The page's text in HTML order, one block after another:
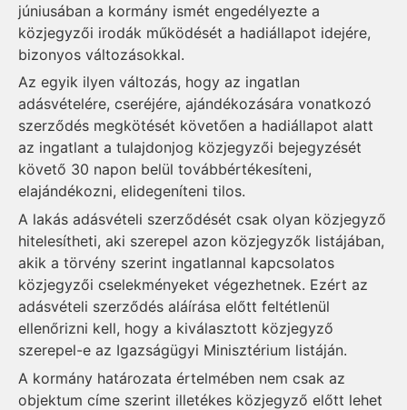
júniusában a kormány ismét engedélyezte a
közjegyzői irodák működését a hadiállapot idejére,
bizonyos változásokkal.
Az egyik ilyen változás, hogy az ingatlan
adásvételére, cseréjére, ajándékozására vonatkozó
szerződés megkötését követően a hadiállapot alatt
az ingatlant a tulajdonjog közjegyzői bejegyzését
követő 30 napon belül továbbértékesíteni,
elajándékozni, elidegeníteni tilos.
A lakás adásvételi szerződését csak olyan közjegyző
hitelesítheti, aki szerepel azon közjegyzők listájában,
akik a törvény szerint ingatlannal kapcsolatos
közjegyzői cselekményeket végezhetnek. Ezért az
adásvételi szerződés aláírása előtt feltétlenül
ellenőrizni kell, hogy a kiválasztott közjegyző
szerepel-e az Igazságügyi Minisztérium listáján.
A kormány határozata értelmében nem csak az
objektum címe szerint illetékes közjegyző előtt lehet